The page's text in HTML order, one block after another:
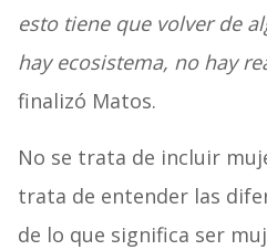
esto tiene que volver de
hay ecosistema, no hay
finalizó Matos.
No se trata de incluir
trata de entender las
de lo que significa ser